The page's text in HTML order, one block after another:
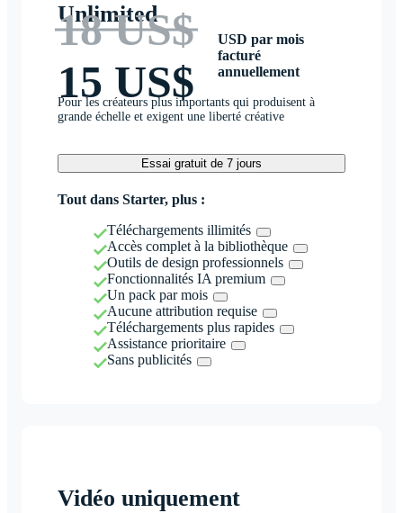
Unlimited
18 US$
15 US$
USD par mois
facturé
annuellement
Pour les créateurs plus importants qui produisent à
grande échelle et exigent une liberté créative
Essai gratuit de 7 jours
Tout dans Starter, plus :
Téléchargements illimités
Accès complet à la bibliothèque
Outils de design professionnels
Fonctionnalités IA premium
Un pack par mois
Aucune attribution requise
Téléchargements plus rapides
Assistance prioritaire
Sans publicités
Vidéo uniquement